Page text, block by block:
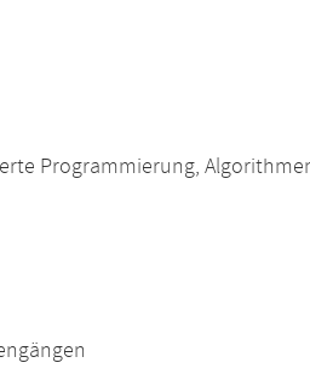
Programmierung,